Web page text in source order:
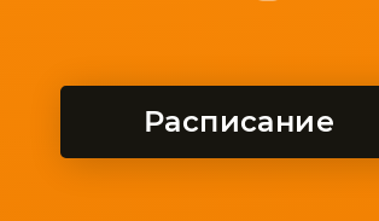
Расписание